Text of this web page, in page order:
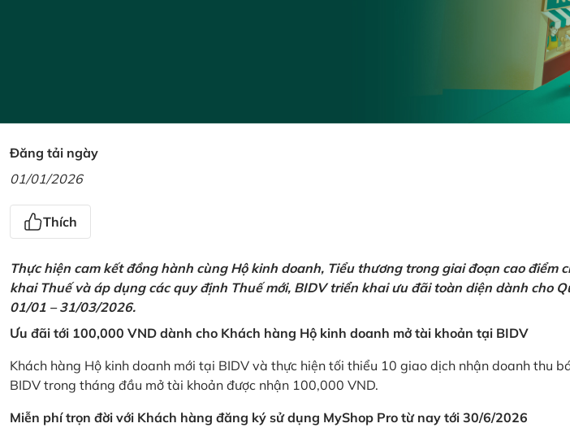
Đăng tải ngày
01/01/2026
Thích
Thực hiện cam kết đồng hành cùng Hộ kinh doanh, Tiểu thương trong giai đoạn cao điểm
khai Thuế và áp dụng các quy định Thuế mới, BIDV triển khai ưu đãi toàn diện dành cho
01/01 – 31/03/2026.
Ưu đãi tới 100,000 VND dành cho Khách hàng Hộ kinh doanh mở tài khoản tại BIDV
Khách hàng Hộ kinh doanh mới tại BIDV và thực hiện tối thiểu 10 giao dịch nhận doanh thu
BIDV trong tháng đầu mở tài khoản được nhận 100,000 VND.
Miễn phí trọn đời với Khách hàng đăng ký sử dụng MyShop Pro từ nay tới 30/6/2026